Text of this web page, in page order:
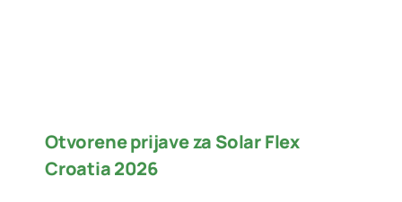
Otvorene prijave za Solar Flex
Croatia 2026